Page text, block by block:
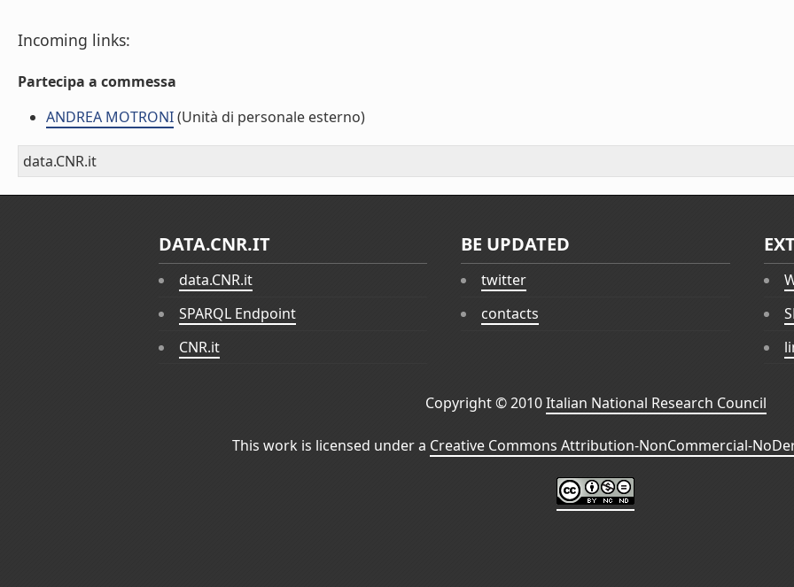
Incoming links:
Partecipa a commessa
ANDREA MOTRONI(Unità di personale esterno)
data.CNR.it
DATA.CNR.IT
data.CNR.it
SPARQL Endpoint
CNR.it
BE UPDATED
twitter
contacts
Copyright © 2010Italian National Research Council
This work is licensed under a Creative Commons Attribution-NonCommercial-